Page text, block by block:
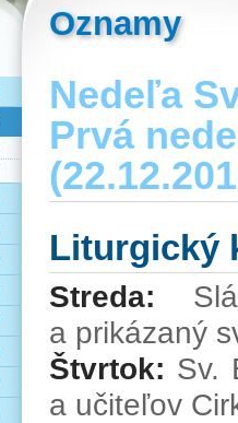
Oznamy
Nedeľa
Prvá
Liturgický
Streda:
a prikázaný
Štvrtok: Sv.
a učiteľov